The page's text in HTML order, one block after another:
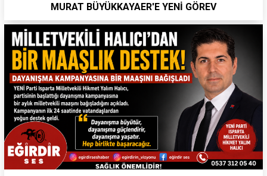
MURAT BÜYÜKKAYAER'E YENİ GÖREV